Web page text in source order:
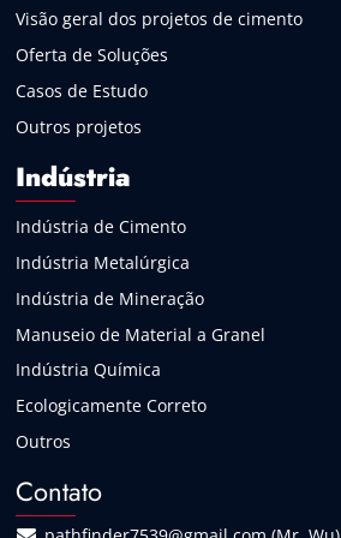
Visão geral dos projetos de cimento
Oferta de Soluções
Casos de Estudo
Outros projetos
Indústria
Indústria de Cimento
Indústria Metalúrgica
Indústria de Mineração
Manuseio de Material a Granel
Indústria Química
Ecologicamente Correto
Outros
Contato